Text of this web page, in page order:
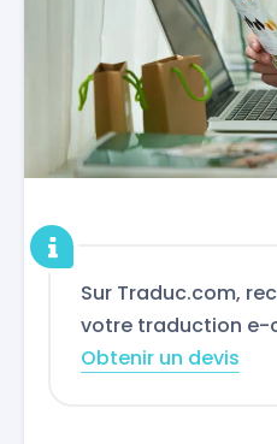
Sur Traduc.com,
votre traduction e-
Obtenir un devis